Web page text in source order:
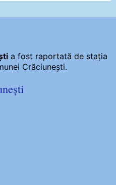
a fost raportată de stația
Crăciunești.